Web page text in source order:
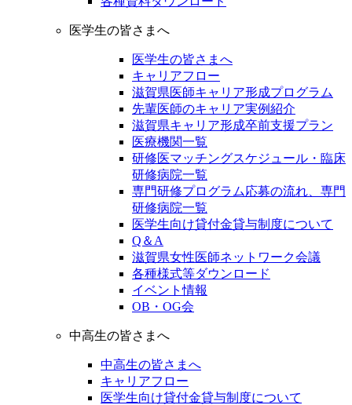
医学生の皆さまへ
医学生の皆さまへ
キャリアフロー
滋賀県医師キャリア形成プログラム
先輩医師のキャリア実例紹介
滋賀県キャリア形成卒前支援プラン
医療機関一覧
研修医マッチングスケジュール・臨床
研修病院一覧
専門研修プログラム応募の流れ、専門
研修病院一覧
医学生向け貸付金貸与制度について
Q＆A
滋賀県女性医師ネットワーク会議
各種様式等ダウンロード
イベント情報
OB・OG会
中高生の皆さまへ
中高生の皆さまへ
キャリアフロー
医学生向け貸付金貸与制度について